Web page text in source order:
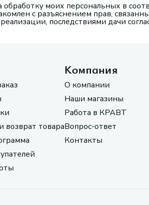
обработку моих персональных в
с разъяснением прав,
последствиями дачи
возврат товара
Компания
О компании
Наши магазины
Работа в КРАВТ
Вопрос-ответ
Контакты